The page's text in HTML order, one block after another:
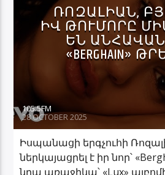
ՌՈԶԱԼԻԱՆ,
Վ ԹՈՒՄՈՐԸ
Ն
BERGHAIN»
105.5FM
28 OCTOBER 2025
Իսպանացի երգչուհի
ներկայացրել է իր նոր՝
նրա առաջիկա՝ «Lux»